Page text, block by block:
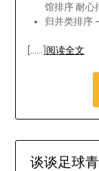
馆排序 耐心
归并类排序 –
[……] 阅读全文
谈谈足球